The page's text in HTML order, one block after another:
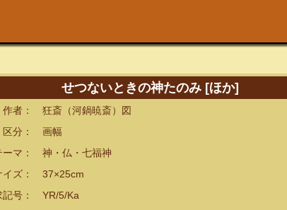
せつないときの神たのみ [ほか]
： 狂斎（河鍋暁斎）図
： 画幅
マ： 神・仏・七福神
ズ： 37×25cm
号： YR/5/Ka